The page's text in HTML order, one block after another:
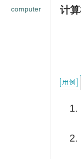
计
computer